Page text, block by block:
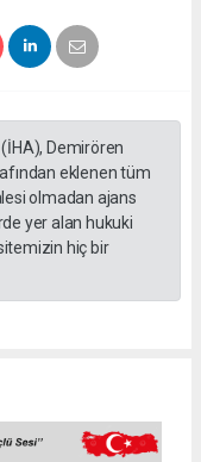
Demirören
eklenen tüm
olmadan ajans
yer alan hukuki
hiç bir